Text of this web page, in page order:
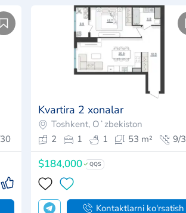
30
Toshkent, Oʻzbekiston
1 1 53 m² 9/
$184,000 QQS
Kontaktlarni ko'rsatish